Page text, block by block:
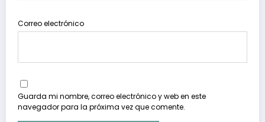
Correo electrónico
Guarda mi nombre, correo electrónico y web en este
navegador para la próxima vez que comente.